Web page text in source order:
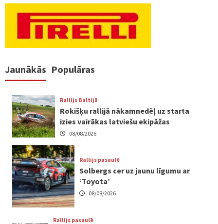
Jaunākās Populāras
Rallijs Baltijā
Rokišķu rallijā nākamnedēļ uz starta
izies vairākas latviešu ekipāžas
08/08/2026
Rallijs pasaulē
Solbergs cer uz jaunu līgumu ar
‘Toyota’
08/08/2026
Rallijs pasaulē